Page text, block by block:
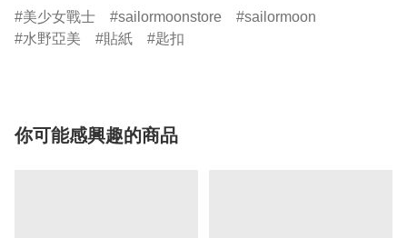
美少女戰士 sailormoonstore
sailormoon
水野亞美
貼紙 匙扣
你可能感興趣的商品